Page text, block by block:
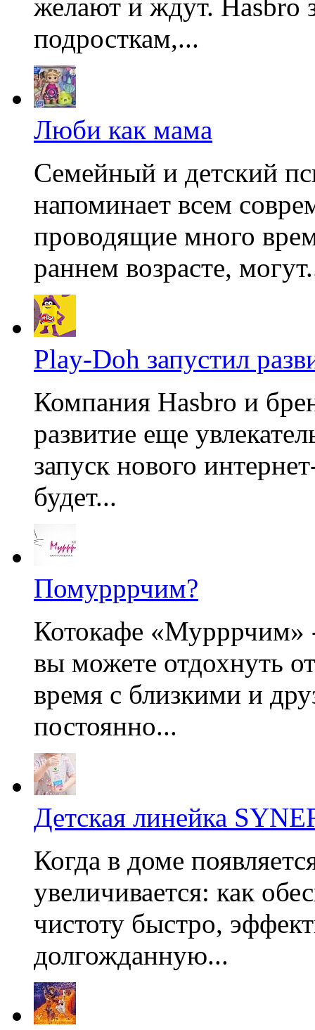
желают и ждут. Hasbro
подросткам,...
Люби как мама
Семейный и детский
напоминает всем
проводящие много
раннем возрасте,
Play-Doh запустил
Компания Hasbro и
развитие еще
запуск нового
будет...
Помурррчим?
Котокафе «Мурррчим»
вы можете отдохнуть
время с близкими и
постоянно...
Детская линейка
Когда в доме
увеличивается: как
чистоту быстро,
долгожданную...